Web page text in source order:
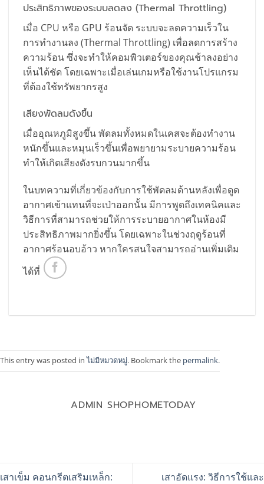
ประสิทธิภาพของระบบลดลง (Thermal Throttling)
เมื่อ CPU หรือ GPU ร้อนจัด ระบบจะลดความเร็วใน
การทำงานลง (Thermal Throttling) เพื่อลดการสร้าง
ความร้อน ซึ่งจะทำให้คอมพิวเตอร์ของคุณช้าลงอย่าง
เห็นได้ชัด โดยเฉพาะเมื่อเล่นเกมหรือใช้งานโปรแกรม
ที่ต้องใช้ทรัพยากรสูง
เสียงพัดลมดังขึ้น
เมื่ออุณหภูมิสูงขึ้น พัดลมทั้งหมดในเคสจะต้องทำงาน
หนักขึ้นและหมุนเร็วขึ้นเพื่อพยายามระบายความร้อน
ทำให้เกิดเสียงดังรบกวนมากขึ้น
ในบทความที่เกี่ยวข้องกับการใช้พัดลมด้านหลังเพื่อดูด
อากาศเข้าแทนที่จะเป่าออกนั้น มีการพูดถึงเทคนิคและ
วิธีการที่สามารถช่วยให้การระบายอากาศในห้องมี
ประสิทธิภาพมากยิ่งขึ้น โดยเฉพาะในช่วงฤดูร้อนที่
อากาศร้อนอบอ้าว หากใครสนใจสามารถอ่านเพิ่มเติม
ได้ที่
This entry was posted inไม่มีหมวดหมู่. Bookmark the permalink.
ADMIN SHOPHOMETODAY
เสาเข็ม คอนกรีตเสริมเหล็ก:
เสาอัดแรง: วิธีการใช้และ